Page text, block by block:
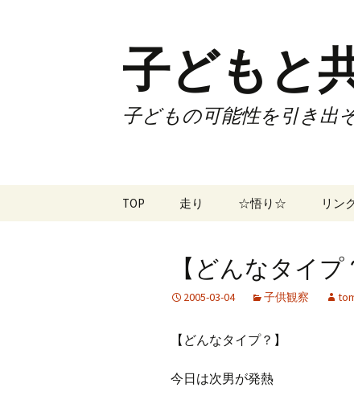
子どもと
子どもの可能性を引き出
TOP 走り
試合
☆悟り☆ リン
【どんなタイ
2005-03-04 子供観察
【どんなタイプ？】
今日は次男が発熱